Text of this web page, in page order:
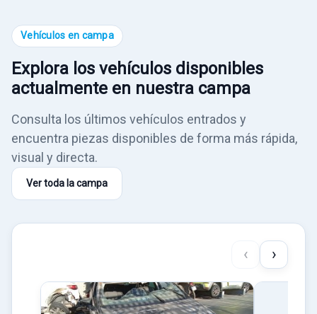
Vehículos en campa
Explora los vehículos disponibles
actualmente en nuestra campa
Consulta los últimos vehículos entrados y
encuentra piezas disponibles de forma más rápida,
visual y directa.
Ver toda la campa
‹ ›